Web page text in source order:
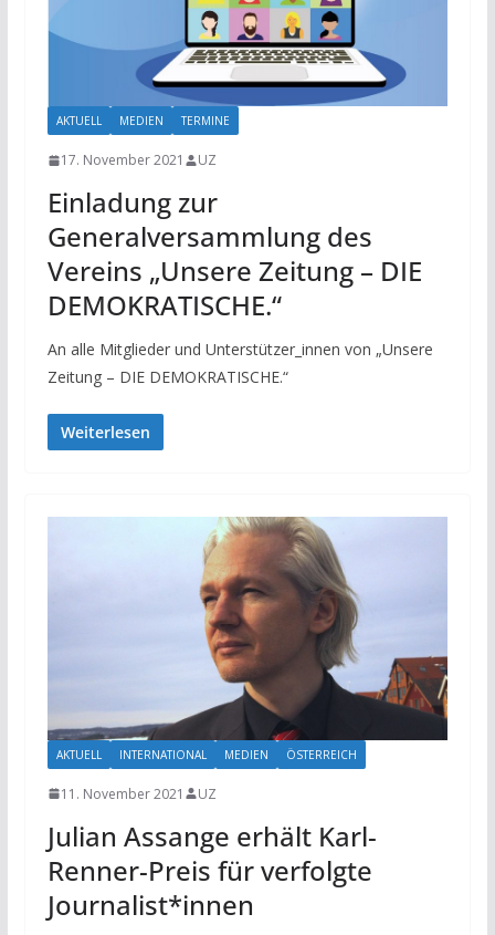
AKTUELL MEDIEN TERMINE
17. November 2021 UZ
Einladung zur
Generalversammlung des
Vereins „Unsere Zeitung – DIE
DEMOKRATISCHE.“
An alle Mitglieder und Unterstützer_innen von „Unsere
Zeitung – DIE DEMOKRATISCHE.“
Weiterlesen
AKTUELL INTERNATIONAL MEDIEN ÖSTERREICH
11. November 2021 UZ
Julian Assange erhält Karl-
Renner-Preis für verfolgte
Journalist*innen